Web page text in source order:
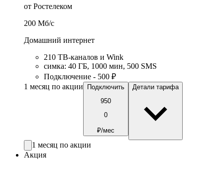
от Ростелеком
200 Мб/c
Домашний интернет
210 ТВ-каналов и Wink
симка: 40 ГБ, 1000 мин, 500 SMS
Подключение - 500 ₽
1 месяц по акции
Подключить
950
0
₽/мес
Детали тарифа
1 месяц по акции
Акция